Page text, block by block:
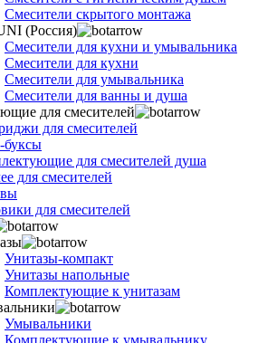
Смесители скрытого монтажа
(Россия)
Смесители для кухни и умывальника
Смесители для кухни
Смесители для умывальника
Смесители для ванны и душа
для смесителей
для смесителей
буксы
для смесителей душа
для смесителей
для смесителей
Унитазы-компакт
Унитазы напольные
Комплектующие к унитазам
Умывальники
Комплектующие к умывальнику